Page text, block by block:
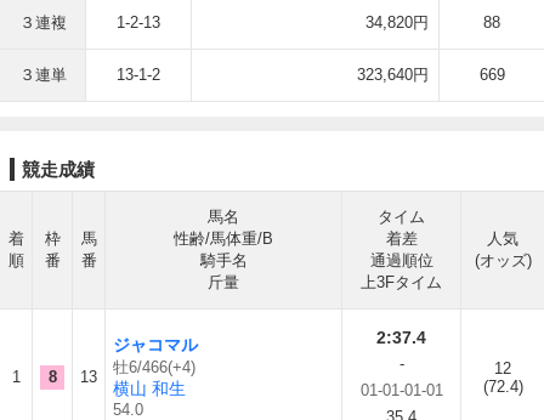
３連複 1-2-13 34,820円 88
３連単 13-1-2 323,640円 669
競走成績
着
順
枠
番
馬
番
馬名
性齢/馬体重/B
騎手名
斤量
タイム
着差
通過順位
上3Fタイム
人気
(オッズ)
1 8 13
ジャコマル
牡6/466(+4)
横山 和生
54.0
2:37.4
-
01-01-01-01
12
(72.4)